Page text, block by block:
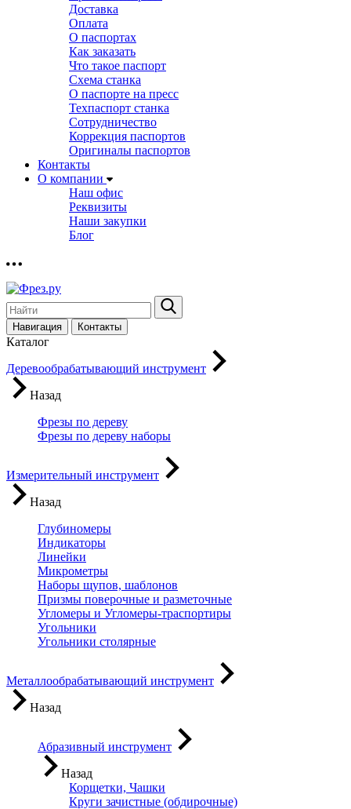
Доставка
Оплата
О паспортах
Как заказать
Что такое паспорт
Схема станка
О паспорте на пресс
Техпаспорт станка
Сотрудничество
Коррекция паспортов
Оригиналы паспортов
Контакты
О компании
Наш офис
Реквизиты
Наши закупки
Блог
Навигация Контакты
Каталог
Деревообрабатывающий инструмент
Назад
Фрезы по дереву
Фрезы по дереву наборы
Измерительный инструмент
Назад
Глубиномеры
Индикаторы
Линейки
Микрометры
Наборы щупов, шаблонов
Призмы поверочные и разметочные
Угломеры и Угломеры-траспортиры
Угольники
Угольники столярные
Металлообрабатывающий инструмент
Назад
Абразивный инструмент
Назад
Корщетки, Чашки
Круги зачистные (обдирочные)